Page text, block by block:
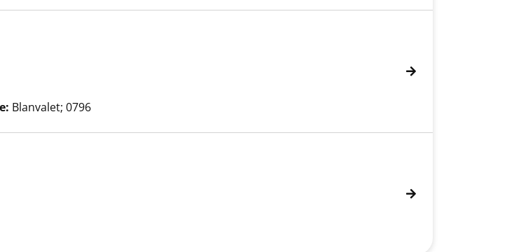
Blanvalet; 0796
anzeigen